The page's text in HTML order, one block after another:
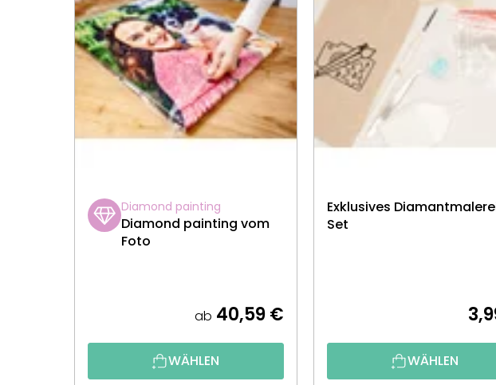
Diamond painting
Diamond painting vom
Foto
ab 40,59 €
WÄHLEN
Exklusives
Set
WÄHLEN